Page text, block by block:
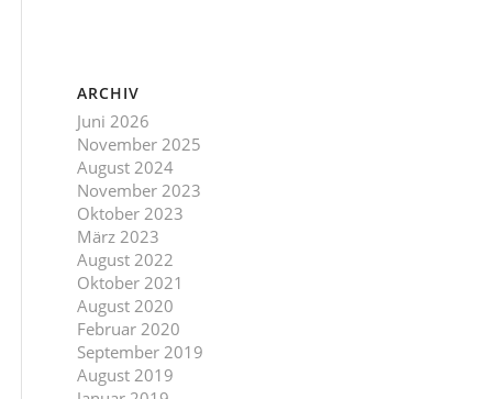
ARCHIV
Juni 2026
November 2025
August 2024
November 2023
Oktober 2023
März 2023
August 2022
Oktober 2021
August 2020
Februar 2020
September 2019
August 2019